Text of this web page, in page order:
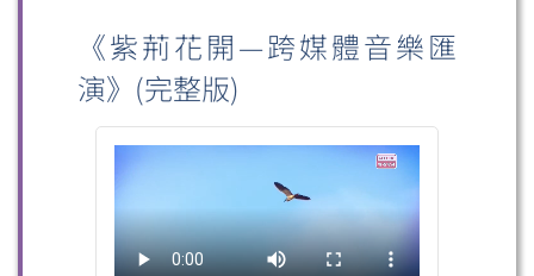
《紫荊花開—跨媒體音樂匯
演》(完整版)